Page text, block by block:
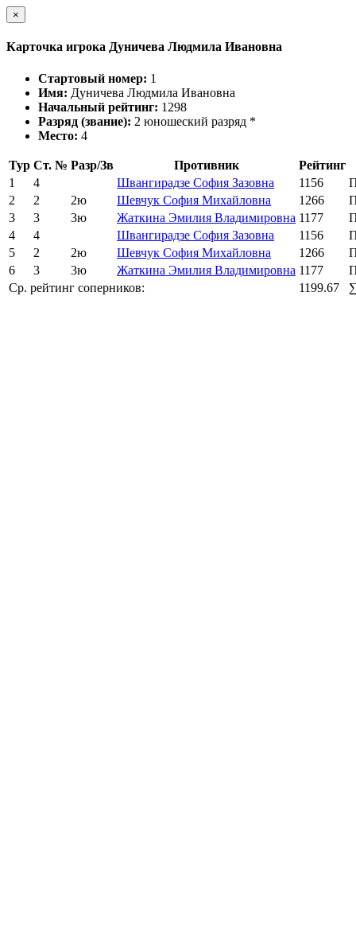
×
Карточка игрока Дуничева Людмила Ивановна
Стартовый номер: 1
Имя: Дуничева Людмила Ивановна
Начальный рейтинг: 1298
Разряд (звание): 2 юношеский разряд *
Место: 4
Тур Ст. № Разр/Зв Противник
Рейтинг
1
4 Швангирадзе София Зазовна 1156
2
2 2ю Шевчук София Михайловна 1266
3
3 3ю Жаткина Эмилия Владимировна 1177
4
4 Швангирадзе София Зазовна 1156
5
2 2ю Шевчук София Михайловна 1266
6
3 3ю Жаткина Эмилия Владимировна 1177
Ср. рейтинг соперников:
1199.67